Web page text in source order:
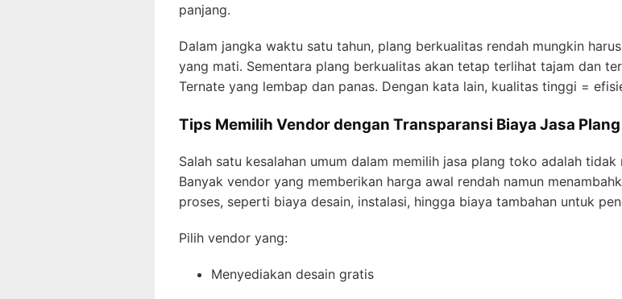
panjang.
Dalam jangka waktu satu tahun, plang berkualitas rendah mungkin
yang mati. Sementara plang berkualitas akan tetap terlihat tajam dan
Ternate yang lembap dan panas. Dengan kata lain, kualitas tinggi =
Tips Memilih Vendor dengan Transparansi Biaya Jasa
Salah satu kesalahan umum dalam memilih jasa plang toko adalah
Banyak vendor yang memberikan harga awal rendah namun
proses, seperti biaya desain, instalasi, hingga biaya tambahan untuk
Pilih vendor yang:
Menyediakan desain gratis